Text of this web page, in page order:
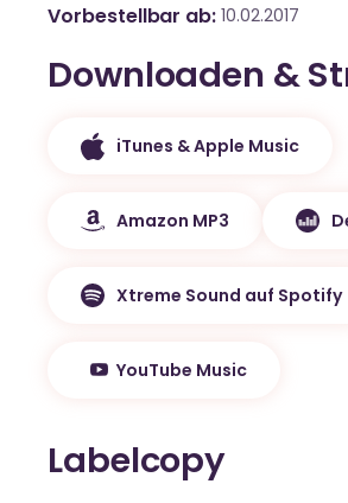
Vorbestellbar ab 10.02.2017
Downloaden &
iTunes & Apple Music
Amazon MP3
Xtreme Sound auf Spotify
YouTube Music
Labelcopy